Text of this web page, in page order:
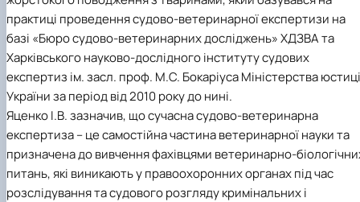
практиці проведення судово-ветеринарної експертизи на
базі «Бюро судово-ветеринарних досліджень» ХДЗВА та
Харківського науково-дослідного інституту судових
експертиз ім. засл. проф. М.С. Бокаріуса Міністерства
України за період від 2010 року до нині.
Яценко І.В. зазначив, що сучасна судово-ветеринарна
експертиза – це самостійна частина ветеринарної науки та
призначена до вивчення фахівцями ветеринарно-
питань, які виникають у правоохоронних органах під час
розслідування та судового розгляду кримінальних і